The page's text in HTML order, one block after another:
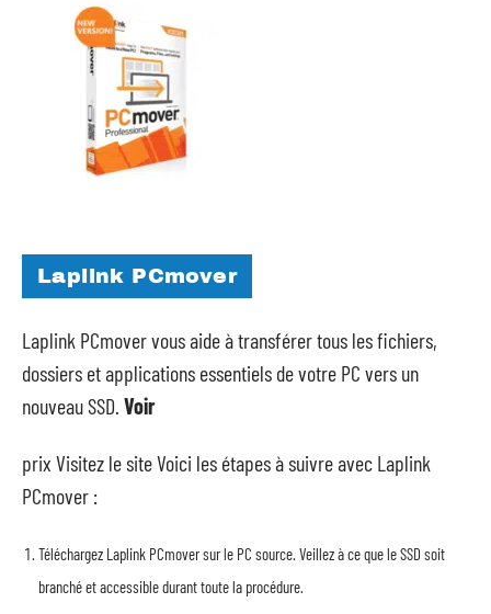
Laplink PCmover
Laplink PCmover vous aide à transférer tous les fichiers,
dossiers et applications essentiels de votre PC vers un
nouveau SSD. Voir
prix Visitez le site Voici les étapes à suivre avec Laplink
PCmover :
Téléchargez Laplink PCmover sur le PC source. Veillez à ce que le SSD soit
branché et accessible durant toute la procédure.